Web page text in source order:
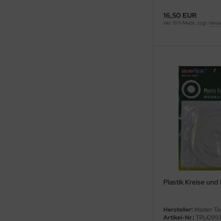
16,50 EUR
inkl. 19 % MwSt. zzgl.
Plastik Kreise und
Hersteller: Master
Artikel-Nr.: